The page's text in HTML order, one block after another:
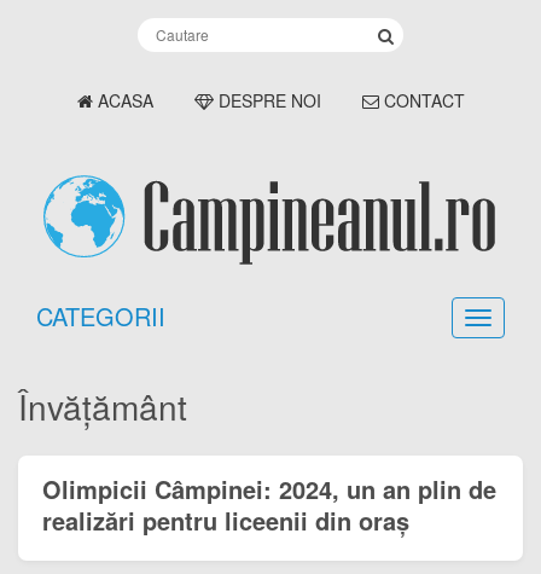
ACASA DESPRE NOI CONTACT
CATEGORII
Învățământ
Olimpicii Câmpinei: 2024, un an plin de
realizări pentru liceenii din oraș